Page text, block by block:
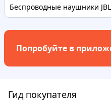
Беспроводные наушники
Попробуйте в
Гид покупателя